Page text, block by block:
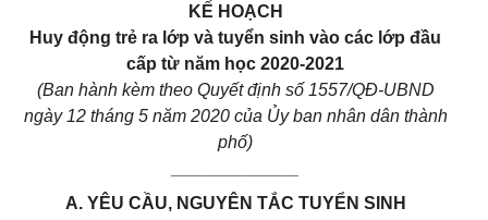
K Ế HOẠCH
Huy động trẻ ra lớp và tuyển sinh vào các lớp đầu
cấp từ năm học 2020-2021
(Ban hành kèm theo Quyết định số 1557/QĐ-UBND
ngày 12 tháng 5 năm 2020 của Ủy ban nhân dân thành
phố)
A. YÊU CẦU, NGUYÊN TẮC TUYỂN SINH